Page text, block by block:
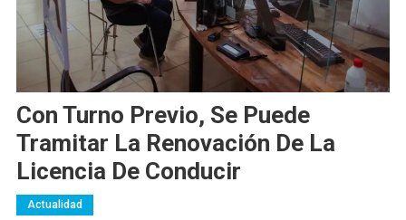
Con Turno Previo, Se Puede
Tramitar La Renovación De La
Licencia De Conducir
Actualidad